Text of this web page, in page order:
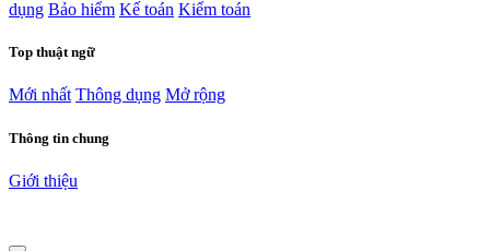
dụng Bảo hiểm Kế toán Kiểm toán
Top thuật ngữ
Mới nhất Thông dụng Mở rộng
Thông tin chung
Giới thiệu